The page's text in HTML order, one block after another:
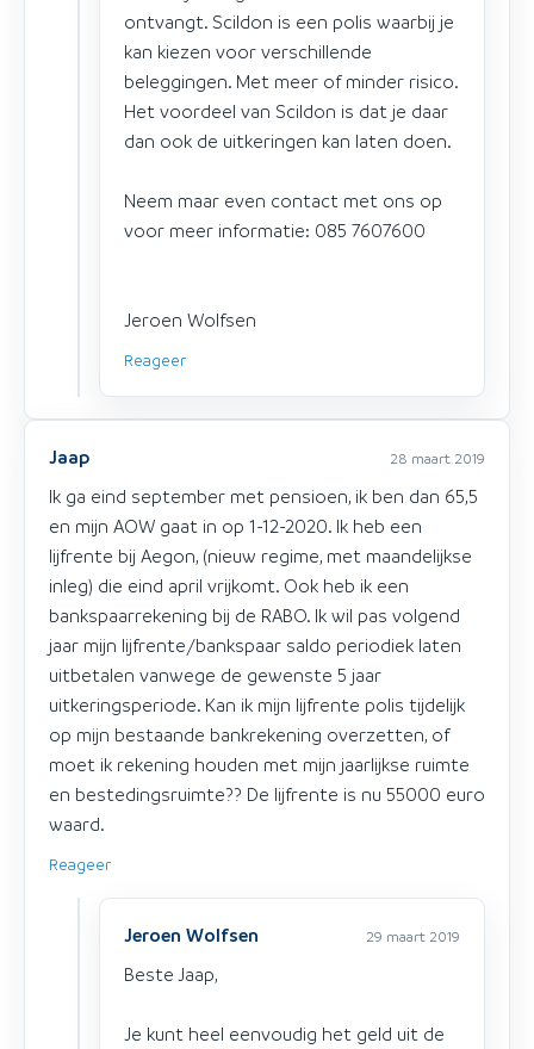
ontvangt. Scildon is een polis waarbij je
kan kiezen voor verschillende
beleggingen. Met meer of minder risico.
Het voordeel van Scildon is dat je daar
dan ook de uitkeringen kan laten doen.
Neem maar even contact met ons op
voor meer informatie: 085 7607600
Jeroen Wolfsen
Reageer
Jaap 28 maart 2019
Ik ga eind september met pensioen, ik ben dan 65,5
en mijn AOW gaat in op 1-12-2020. Ik heb een
lijfrente bij Aegon, (nieuw regime, met maandelijkse
inleg) die eind april vrijkomt. Ook heb ik een
bankspaarrekening bij de RABO. Ik wil pas volgend
jaar mijn lijfrente/bankspaar saldo periodiek laten
uitbetalen vanwege de gewenste 5 jaar
uitkeringsperiode. Kan ik mijn lijfrente polis tijdelijk
op mijn bestaande bankrekening overzetten, of
moet ik rekening houden met mijn jaarlijkse ruimte
en bestedingsruimte?? De lijfrente is nu 55000 euro
waard.
Reageer
Jeroen Wolfsen 29 maart 2019
Beste Jaap,
Je kunt heel eenvoudig het geld uit de